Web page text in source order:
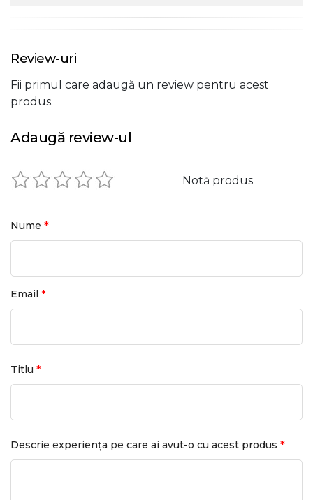
Review-uri
Fii primul care adaugă un review pentru acest
produs.
Adaugă review-ul
Notă produs
Nume *
Email *
Titlu *
Descrie experiența pe care ai avut-o cu acest produs *